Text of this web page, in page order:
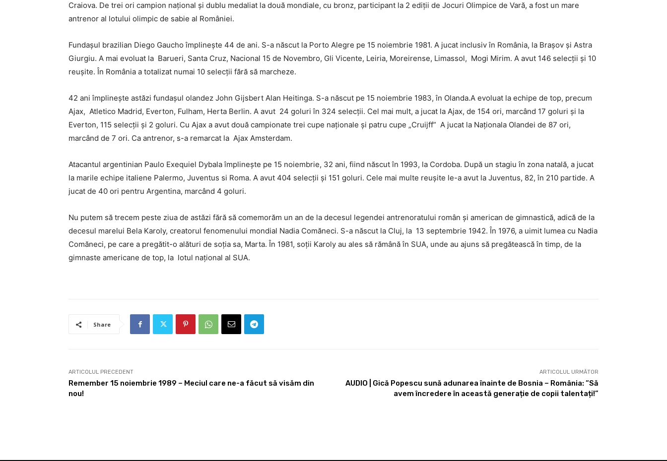
Craiova. De trei ori campion național și dublu medaliat la două mondiale, cu bronz, participant la 2 ediții de Jocuri Olimpice de Vară, a fost un mare
antrenor al lotului olimpic de sabie al României.
Fundașul brazilian Diego Gaucho împlinește 44 de ani. S-a născut la Porto Alegre pe 15 noiembrie 1981. A jucat inclusiv în România, la Brașov și Astra
Giurgiu. A mai evoluat la Barueri, Santa Cruz, Nacional 15 de Novembro, Gli Vicente, Leiria, Moreirense, Limassol, Mogi Mirim. A avut 146 selecții și 10
reușite. În România a totalizat numai 10 selecții fără să marcheze.
42 ani împlinește astăzi fundașul olandez John Gijsbert Alan Heitinga. S-a născut pe 15 noiembrie 1983, în Olanda.A evoluat la echipe de top, precum
Ajax, Atletico Madrid, Everton, Fulham, Herta Berlin. A avut 24 goluri în 324 selecții. Cel mai mult, a jucat la Ajax, de 154 ori, marcând 17 goluri și la
Everton, 115 selecții și 2 goluri. Cu Ajax a avut două campionate trei cupe naționale și patru cupe „Cruijff” A jucat la Naționala Olandei de 87 ori,
marcând de 7 ori. Ca antrenor, s-a remarcat la Ajax Amsterdam.
Atacantul argentinian Paulo Exequiel Dybala împlinește pe 15 noiembrie, 32 ani, fiind născut în 1993, la Cordoba. După un stagiu în zona natală, a jucat
la marile echipe italiene Palermo, Juventus si Roma. A avut 404 selecții și 151 goluri. Cele mai multe reușite le-a avut la Juventus, 82, în 210 partide. A
jucat de 40 ori pentru Argentina, marcând 4 goluri.
Nu putem să trecem peste ziua de astăzi fără să comemorăm un an de la decesul legendei antrenoratului român și american de gimnastică, adică de la
decesul marelui Bela Karoly, creatorul fenomenului mondial Nadia Comăneci. S-a născut la Cluj, la 13 septembrie 1942. În 1976, a uimit lumea cu Nadia
Comăneci, pe care a pregătit-o alături de soția sa, Marta. În 1981, soții Karoly au ales să rămână în SUA, unde au ajuns să pregătească în timp, de la
gimnaste americane de top, la lotul național al SUA.
Share
ARTICOLUL PRECEDENT
Remember 15 noiembrie 1989 – Meciul care ne-a făcut să visăm din
nou!
ARTICOLUL URMĂTOR
AUDIO | Gică Popescu sună adunarea înainte de Bosnia – România: “Să
avem încredere în această generație de copii talentați!”